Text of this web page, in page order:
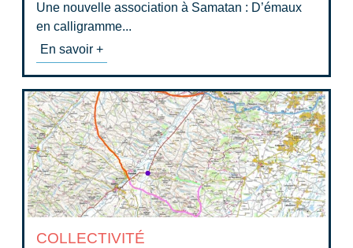
Une nouvelle association à Samatan : D’émaux
en calligramme...
En savoir +
COLLECTIVITÉ